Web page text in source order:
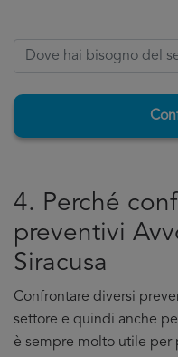
4. Perché
preventivi
Siracusa
Confrontare diversi
settore e quindi anche
è sempre molto utile per